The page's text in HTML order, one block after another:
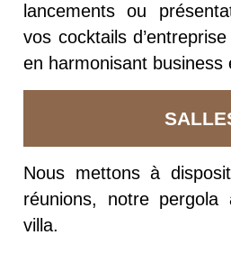
lancements ou
vos cocktails
en harmonisant business
Nous mettons à
réunions, notre
villa.